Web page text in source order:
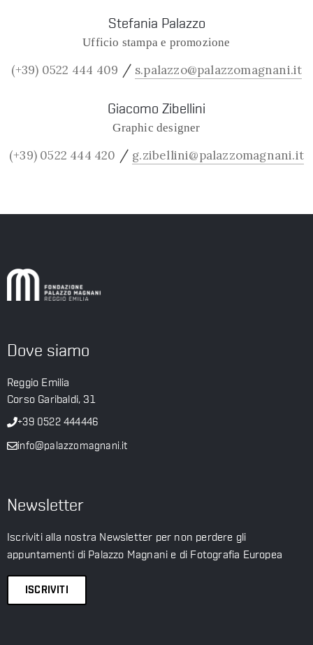
Stefania Palazzo
Ufficio stampa e promozione
(+39) 0522 444 409 / s.palazzo@palazzomagnani.it
Giacomo Zibellini
Graphic designer
(+39) 0522 444 420 / g.zibellini@palazzomagnani.it
Dove siamo
Reggio Emilia
Corso Garibaldi, 31
+39 0522 444446
info@palazzomagnani.it
Newsletter
Iscriviti alla nostra Newsletter per non perdere gli
appuntamenti di Palazzo Magnani e di Fotografia Europea
ISCRIVITI